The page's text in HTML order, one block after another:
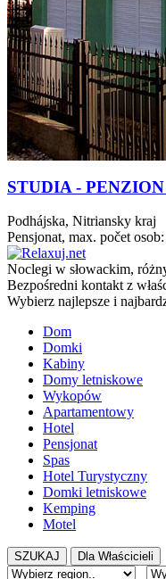
STUDIA -
Podhájska, Nitriansky kraj
Pensjonat, max. počet
Noclegi w słowackim,
Bezpośredni kontakt z
Wybierz najlepsze i
Dom
Domki
Kabiny
Domy letniskowe
Wykopów
Apartamentowy
Hotel
Pensjonat
Spas
Hotel Turystyczny
Domki letniskowe
Kemping
Motel